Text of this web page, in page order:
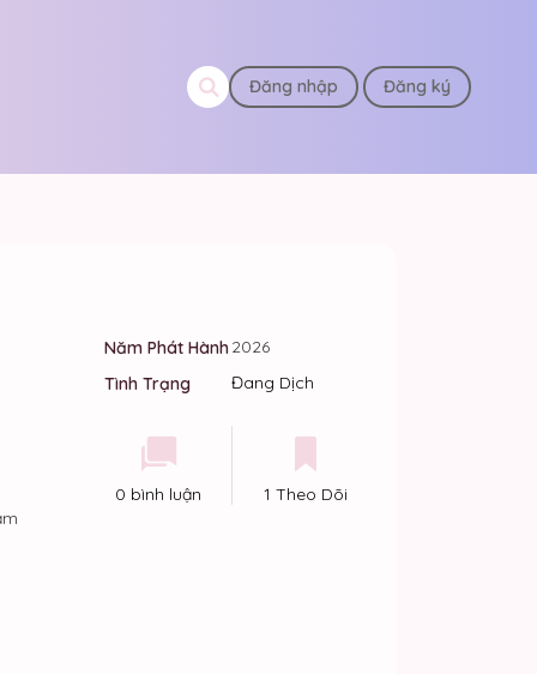
Đăng nhập Đăng ký
Năm Phát Hành2026
Tình Trạng
Đang Dịch
0 bình luận 1 Theo Dõi